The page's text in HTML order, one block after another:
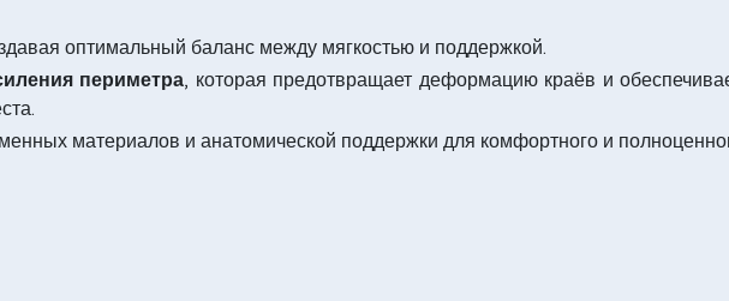
оптимальный баланс между мягкостью и поддержкой.
периметра, которая предотвращает деформацию краёв и
материалов и анатомической поддержки для комфортного и